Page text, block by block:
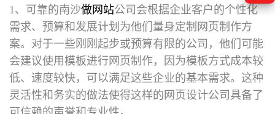
1、可靠的南沙做网站公司会根据企业客户的个性化
需求、预算和发展计划为他们量身定制网页制作方
案。对于一些刚刚起步或预算有限的公司，他们可能
会建议使用模板进行网页制作，因为模板方式成本较
低、速度较快，可以满足这些企业的基本需求。这种
灵活性和务实的做法使得这样的网页设计公司具备了